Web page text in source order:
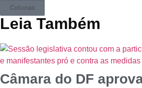
Colunas
Leia Também
Câmara do DF